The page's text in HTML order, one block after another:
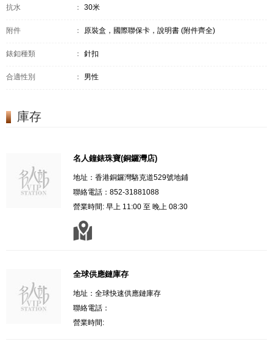
抗水 ： 30米
附件 ： 原裝盒，國際聯保卡，說明書 (附件齊全)
錶釦種類 ： 針扣
合適性別 ： 男性
庫存
名人鐘錶珠寶(銅鑼灣店)
地址：香港銅鑼灣駱克道529號地鋪
聯絡電話：852-31881088
營業時間: 早上 11:00 至 晚上 08:30
全球供應鏈庫存
地址：全球快速供應鏈庫存
聯絡電話：
營業時間: